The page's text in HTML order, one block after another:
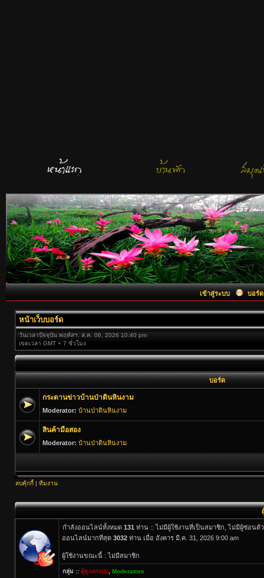
เข้าสู่ระบบ บอร์ด
หน้าเว็บบอร์ด
วันเวลาปัจจุบัน พฤหัสฯ. ส.ค. 06, 2026 10:40 pm
เขตเวลา GMT + 7 ชั่วโมง
บอร์ด
กระดานข่าวบ้านป่าดินหินงาม
Moderator: บ้านป่าดินหินงาม
สินค้ามือสอง
Moderator: บ้านป่าดินหินงาม
ลบคุ้กกี้ | ทีมงาน
กำลังออนไลน์ทั้งหมด 131 ท่าน :: ไม่มีผู้ใช้งานที่เป็นสมาชิก, ไม่มีผู้ซ่อนตั
ออนไลน์มากที่สุด 3032 ท่าน เมื่อ อังคาร มี.ค. 31, 2026 9:00 am
ผู้ใช้งานขณะนี้ : ไม่มีสมาชิก
กลุ่ม :: ผู้ดูแลระบบ Moderators